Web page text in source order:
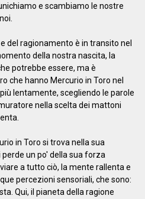
e scambiamo le nostre
del ragionamento è in transito nel
della nostra nascita, la
potrebbe essere, ma è
che hanno Mercurio in Toro nel
lentamente, scegliendo le parole
nella scelta dei mattoni
in Toro si trova nella sua
perde un po' della sua forza
a tutto ciò, la mente rallenta e
percezioni sensoriali, che sono:
Qui, il pianeta della ragione